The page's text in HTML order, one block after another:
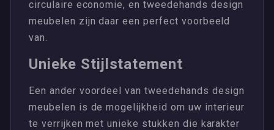
circulaire economie, en tweedehands design
meubelen zijn daar een perfect voorbeeld
van.
Unieke Stijlstatement
Een ander voordeel van tweedehands design
meubelen is de mogelijkheid om uw interieur
te verrijken met unieke stukken die karakter